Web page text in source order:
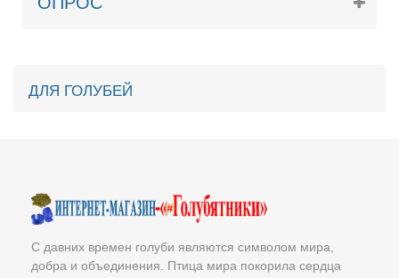
ДЛЯ ГОЛУБЕЙ
С давних времен голуби являются символом мира,
добра и объединения. Птица мира покорила сердца